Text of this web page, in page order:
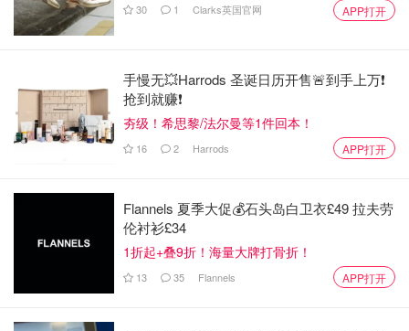
30 1 Clarks英国官网 APP打开
手慢无💥Harrods 圣诞日历开售🚨到手上万❗️
抢到就赚❗️
夯级！希思黎/法尔曼等1件回本！
16 2 Harrods APP打开
Flannels 夏季大促💰石头岛白卫衣£49 拉夫劳
伦衬衫£34
1折起+叠9折！海量大牌打骨折！
13 35 Flannels APP打开